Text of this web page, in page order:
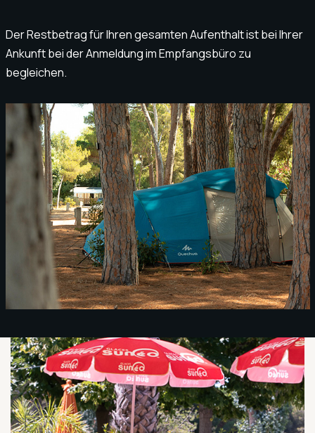
Der Restbetrag für Ihren gesamten Aufenthalt ist bei Ihrer
Ankunft bei der Anmeldung im Empfangsbüro zu
begleichen.